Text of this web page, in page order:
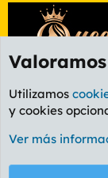
Foro Rapiñas
Cookies
PL
Utilizamos
y cookies
Ver más